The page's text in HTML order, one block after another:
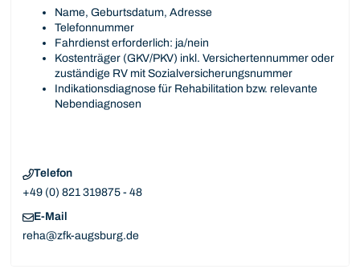
Name, Geburtsdatum, Adresse
Telefonnummer
Fahrdienst erforderlich: ja/nein
Kostenträger (GKV/PKV) inkl. Versichertennummer oder
zuständige RV mit Sozialversicherungsnummer
Indikationsdiagnose für Rehabilitation bzw. relevante
Nebendiagnosen
Telefon
+49 (0) 821 319875 - 48
E-Mail
reha@zfk-augsburg.de